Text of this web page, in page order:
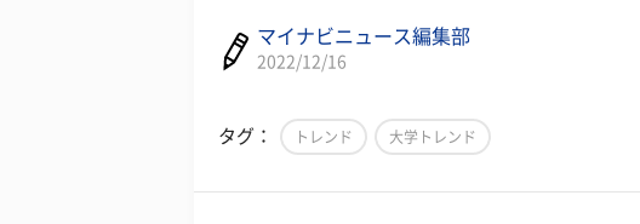
マイナビニュース編集部
2022/12/16
タグ： トレンド 大学トレンド